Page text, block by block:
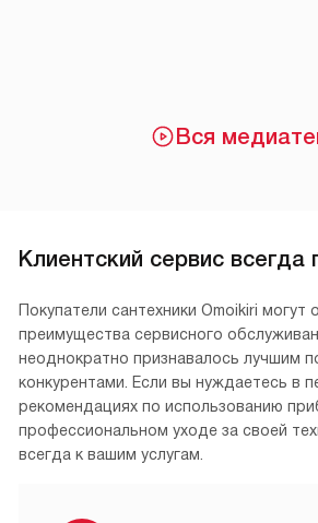
Вся
Клиентский сервис всегда
Покупатели сантехники Omoikiri могут
преимущества сервисного
неоднократно признавалось лучшим
конкурентами. Если вы нуждаетесь в
рекомендациях по использованию
профессиональном уходе за своей
всегда к вашим услугам.